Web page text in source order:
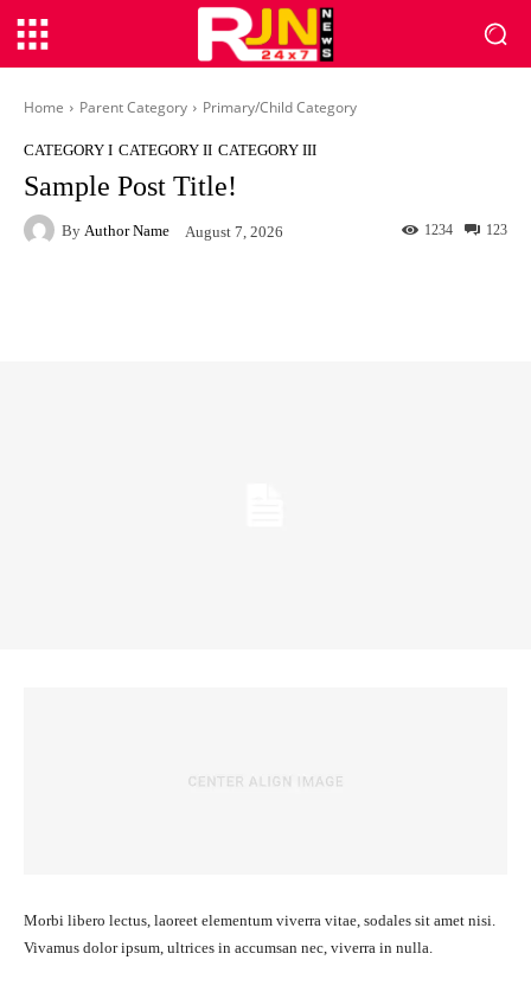
Home Parent Category Primary/Child Category
CATEGORY I CATEGORY II CATEGORY III
Sample Post Title!
By Author Name August 7, 2026 123
1234
Morbi libero lectus, laoreet elementum viverra vitae, sodales sit amet nisi.
Vivamus dolor ipsum, ultrices in accumsan nec, viverra in nulla.